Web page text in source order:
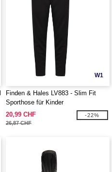
W1
Finden & Hales LV883 - Slim Fit
Sporthose für Kinder
20,99 CHF
26,87 CHF
-22%